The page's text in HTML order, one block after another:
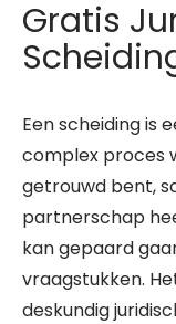
Gratis
Een scheiding is
complex proces
getrouwd bent,
partnerschap
kan gepaard
vraagstukken.
deskundig